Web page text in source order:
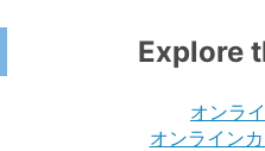
Explore
オンラ
オンライン